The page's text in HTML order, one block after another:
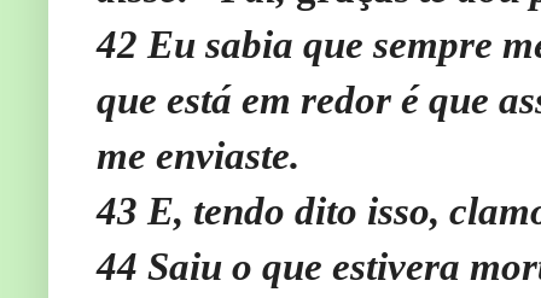
42 Eu sabia que sempre
que está em redor é que
me enviaste.
43 E, tendo dito isso,
44 Saiu o que estivera